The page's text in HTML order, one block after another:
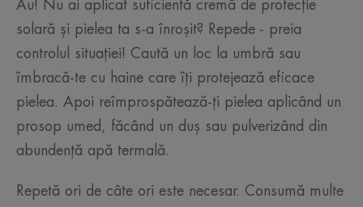
Au! Nu ai aplicat suficientă cremă de protecție
solară și pielea ta s-a înroșit? Repede - preia
controlul situației! Caută un loc la umbră sau
îmbracă-te cu haine care îți protejează eficace
pielea. Apoi reîmprospătează-ți pielea aplicând un
prosop umed, făcând un duș sau pulverizând din
abundență apă termală.
Repetă ori de câte ori este necesar. Consumă multe